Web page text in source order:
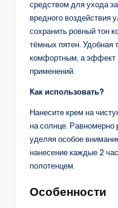
средством для ухода
вредного воздействия
сохранить ровный тон
тёмных пятен. Удобная
комфортным, а эффект
применений.
Как использовать?
Нанесите крем на
на солнце. Равномерно
уделяя особое
нанесение каждые 2
полотенцем.
Особенности